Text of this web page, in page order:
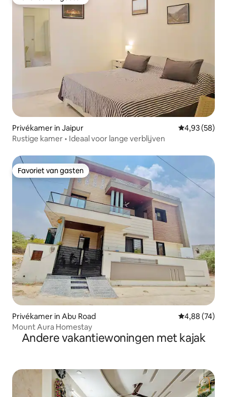
Privékamer in Jaipur Gemiddelde
4,93 (58)
Rustige kamer • Ideaal voor lange verblijven
Favoriet van gasten
Favoriet van gasten
Privékamer in Abu Road Gemiddelde
4,88 (74)
Mount Aura Homestay
Andere vakantiewoningen met kajak